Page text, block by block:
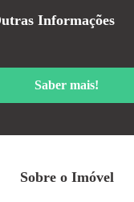
Sobre o Imóvel
Informações
Saber mais!